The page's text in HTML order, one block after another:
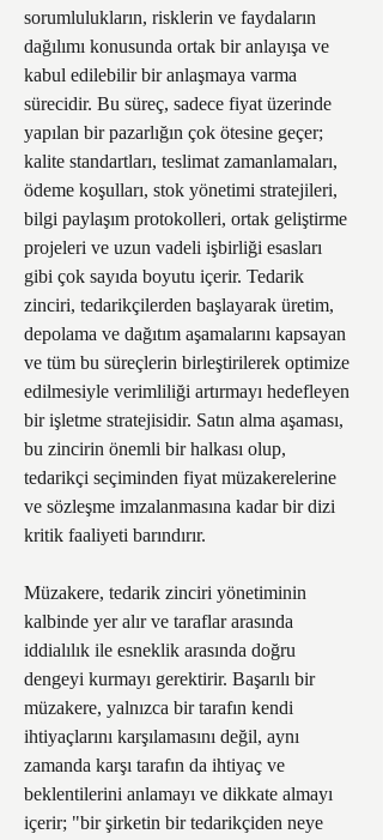
sorumlulukların, risklerin ve faydaların
dağılımı konusunda ortak bir anlayışa ve
kabul edilebilir bir anlaşmaya varma
sürecidir. Bu süreç, sadece fiyat üzerinde
yapılan bir pazarlığın çok ötesine geçer;
kalite standartları, teslimat zamanlamaları,
ödeme koşulları, stok yönetimi stratejileri,
bilgi paylaşım protokolleri, ortak geliştirme
projeleri ve uzun vadeli işbirliği esasları
gibi çok sayıda boyutu içerir. Tedarik
zinciri, tedarikçilerden başlayarak üretim,
depolama ve dağıtım aşamalarını kapsayan
ve tüm bu süreçlerin birleştirilerek optimize
edilmesiyle verimliliği artırmayı hedefleyen
bir işletme stratejisidir. Satın alma aşaması,
bu zincirin önemli bir halkası olup,
tedarikçi seçiminden fiyat müzakerelerine
ve sözleşme imzalanmasına kadar bir dizi
kritik faaliyeti barındırır.
Müzakere, tedarik zinciri yönetiminin
kalbinde yer alır ve taraflar arasında
iddialılık ile esneklik arasında doğru
dengeyi kurmayı gerektirir. Başarılı bir
müzakere, yalnızca bir tarafın kendi
ihtiyaçlarını karşılamasını değil, aynı
zamanda karşı tarafın da ihtiyaç ve
beklentilerini anlamayı ve dikkate almayı
içerir; "bir şirketin bir tedarikçiden neye